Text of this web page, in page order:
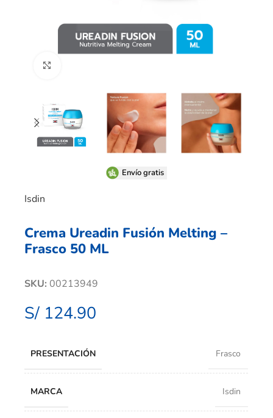
Envío gratis
Isdin
Crema Ureadin Fusión Melting –
Frasco 50 ML
SKU: 00213949
S/ 124.90
PRESENTACIÓN Frasco
MARCA Isdin